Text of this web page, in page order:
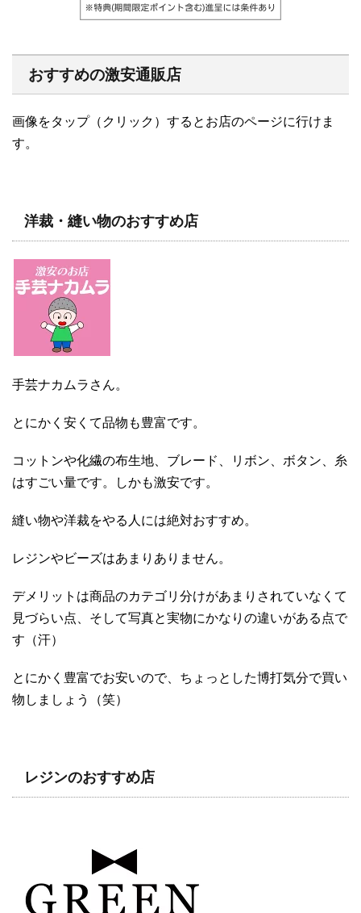
おすすめの激安通販店
画像をタップ（クリック）するとお店のページに行けま
す。
洋裁・縫い物のおすすめ店
手芸ナカムラさん。
とにかく安くて品物も豊富です。
コットンや化繊の布生地、ブレード、リボン、ボタン、糸
はすごい量です。しかも激安です。
縫い物や洋裁をやる人には絶対おすすめ。
レジンやビーズはあまりありません。
デメリットは商品のカテゴリ分けがあまりされていなくて
見づらい点、そして写真と実物にかなりの違いがある点で
す（汗）
とにかく豊富でお安いので、ちょっとした博打気分で買い
物しましょう（笑）
レジンのおすすめ店